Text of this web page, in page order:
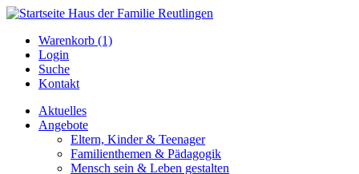
Warenkorb (1)
Login
Suche
Kontakt
Aktuelles
Angebote
Eltern, Kinder & Teenager
Familienthemen & Pädagogik
Mensch sein & Leben gestalten